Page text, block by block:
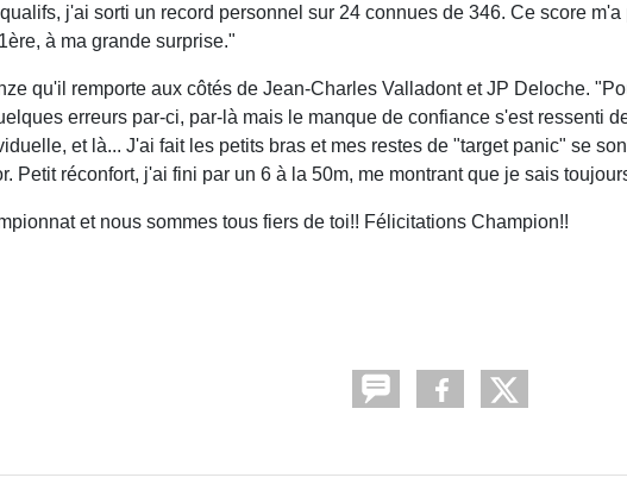
j'ai sorti un record personnel sur 24 connues de 346. Ce score m'a
à ma grande surprise."
qu'il remporte aux côtés de Jean-Charles Valladont et JP Deloche.
erreurs par-ci, par-là mais le manque de confiance s'est ressenti
et là... J'ai fait les petits bras et mes restes de "target panic" se
Petit réconfort, j'ai fini par un 6 à la 50m, me montrant que je sais
et nous sommes tous fiers de toi!! Félicitations Champion!!